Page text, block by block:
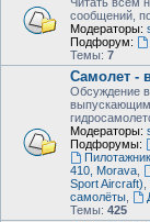
сообщений,
Модераторы:
Подфорум:
Темы: 7
Самолет -
Обсуждение
Модераторы:
Подфорумы:
410, Morava
Sport Aircraft)
самолёты
Темы: 425